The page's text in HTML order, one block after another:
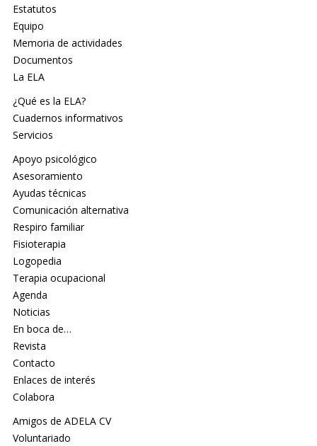
Estatutos
Equipo
Memoria de actividades
Documentos
La ELA
¿Qué es la ELA?
Cuadernos informativos
Servicios
Apoyo psicológico
Asesoramiento
Ayudas técnicas
Comunicación alternativa
Respiro familiar
Fisioterapia
Logopedia
Terapia ocupacional
Agenda
Noticias
En boca de…
Revista
Contacto
Enlaces de interés
Colabora
Amigos de ADELA CV
Voluntariado